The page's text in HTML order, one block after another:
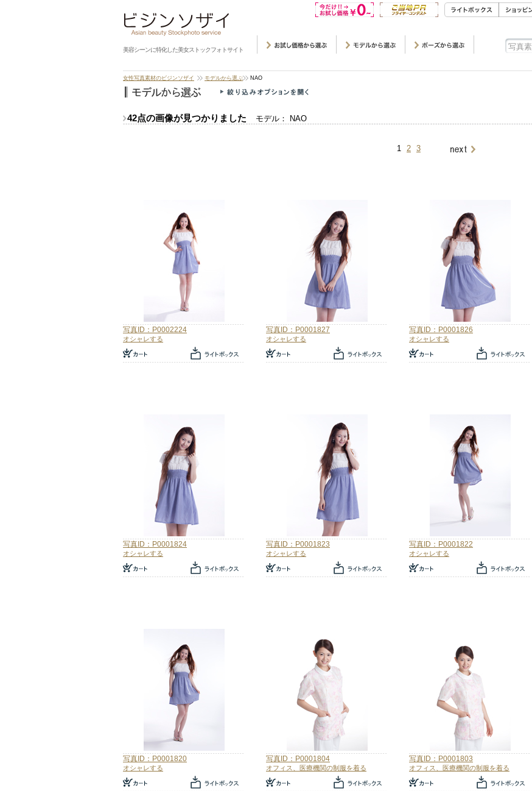
美容シーンに特化した美女ストックフォトサイト
女性写真素材のビジンソザイ モデルから選ぶ NAO
42点の画像が見つかりました モデル： NAO
1 2 3
写真ID：P0002224
オシャレする
写真ID：P0001827
オシャレする
写真ID：P0001826
オシャレする
写真ID：P0001824
オシャレする
写真ID：P0001823
オシャレする
写真ID：P0001822
オシャレする
写真ID：P0001820
オシャレする
写真ID：P0001804
オフィス、医療機関の制服を着る
写真ID：P0001803
オフィス、医療機関の制服を着る